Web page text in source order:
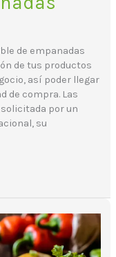
de empanadas
de tus productos
así poder llegar
de compra. Las
por un
su